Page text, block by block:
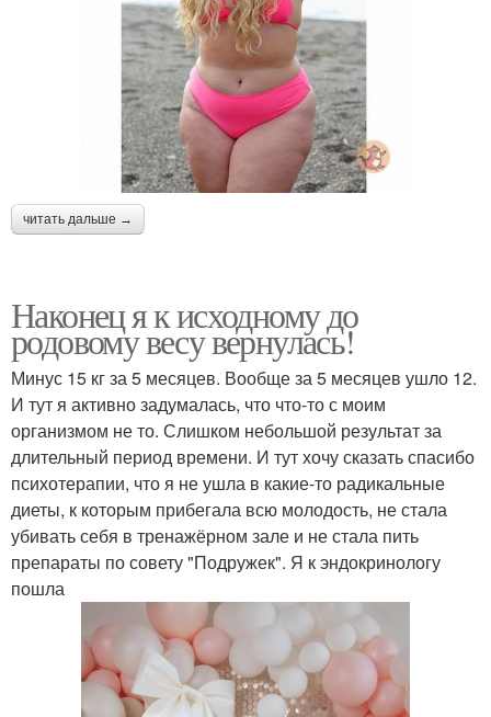
читать дальше →
Наконец я к исходному до
родовому весу вернулась!
Минус 15 кг за 5 месяцев. Вообще за 5 месяцев ушло 12.
И тут я активно задумалась, что что-то с моим
организмом не то. Слишком небольшой результат за
длительный период времени. И тут хочу сказать спасибо
психотерапии, что я не ушла в какие-то радикальные
диеты, к которым прибегала всю молодость, не стала
убивать себя в тренажёрном зале и не стала пить
препараты по совету "Подружек". Я к эндокринологу
пошла